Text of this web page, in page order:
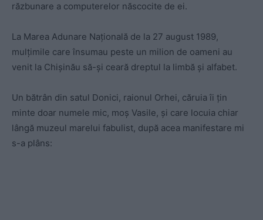
răzbunare a computerelor născocite de ei.
La Marea Adunare Naţională de la 27 august 1989,
mulţimile care însumau peste un milion de oameni au
venit la Chișinău să-şi ceară dreptul la limbă şi alfabet.
Un bătrân din satul Donici, raionul Orhei, căruia îi ţin
minte doar numele mic, moş Vasile, şi care locuia chiar
lângă muzeul marelui fabulist, după acea manifestare mi
s-a plâns: